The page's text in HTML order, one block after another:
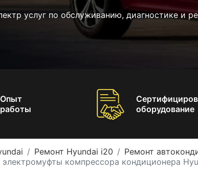
услуг по обслуживанию, диагностике и
Опыт
работы
оборудование
Ремонт Hyundai i20
Ремонт
электромуфты компрессора кондиционера